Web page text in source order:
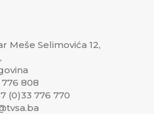
Meše Selimovića 12,
776 808
(0)33 776 770